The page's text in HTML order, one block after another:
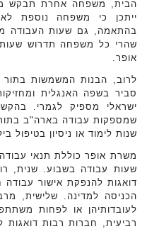
הבית, משפחה אחרת תבקש
ייתכן כי משפחה נוספת
בהתאמה, גם שעות העבודה
שהרי כל משפחה תדרוש
אופר.
סביר בשפה האנגלית
ישראלי מספיק לגמרי.
שמספקות עבודה בארה"ב
שנות לימוד או ניסיון בטיפול
משרת אופר כוללת תנאי
שעות עבודה בשבוע. שנית,
דואגות להנפקת אישור
הכניסה למדינה. שלישית,
לעובדותיהן או לפחות
רביעית, חברות רבות